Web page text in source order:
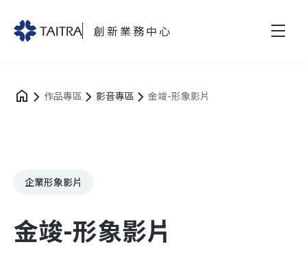
創新業務中心
作品專區 影音專區 金竣-形象影片
企業形象影片
金竣-形象影片